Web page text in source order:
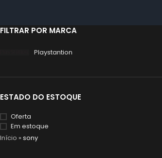
FILTRAR POR MARCA
Playstantion
ESTADO DO ESTOQUE
Oferta
Em estoque
Início »sony